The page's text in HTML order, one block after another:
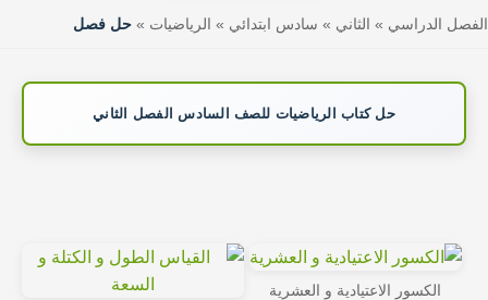
الفصل الدراسي » الثاني » سادس ابتدائي » الرياضيات » حل فصل
حل كتاب الرياضيات للصف السادس الفصل الثاني
الكسور الاعتيادية و العشرية